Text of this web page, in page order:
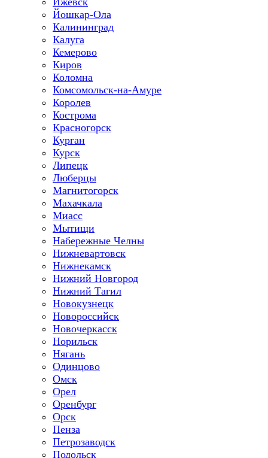
Йошкар-Ола
Калининград
Калуга
Кемерово
Киров
Коломна
Комсомольск-на-Амуре
Королев
Кострома
Красногорск
Курган
Курск
Липецк
Люберцы
Магнитогорск
Махачкала
Миасс
Мытищи
Набережные Челны
Нижневартовск
Нижнекамск
Нижний Новгород
Нижний Тагил
Новокузнецк
Новороссийск
Новочеркасск
Норильск
Нягань
Одинцово
Омск
Орел
Оренбург
Орск
Пенза
Петрозаводск
Подольск